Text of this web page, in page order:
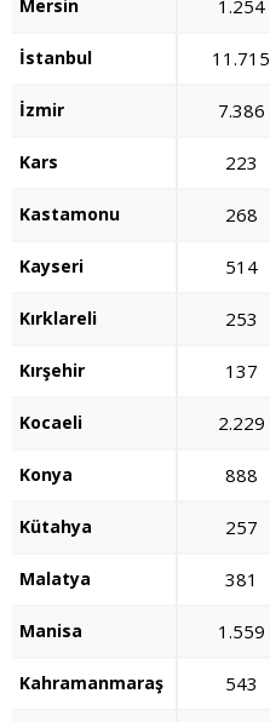
Mersin 1.254
İstanbul 11.715
İzmir 7.386
Kars 223
Kastamonu 268
Kayseri 514
Kırklareli 253
Kırşehir 137
Kocaeli 2.229
Konya 888
Kütahya 257
Malatya 381
Manisa 1.559
Kahramanmaraş 543